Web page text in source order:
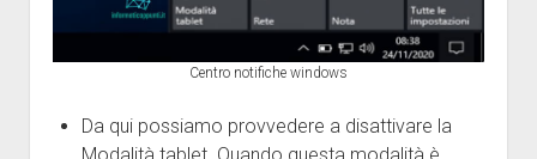
Centro notifiche windows
Da qui possiamo provvedere a disattivare la